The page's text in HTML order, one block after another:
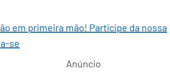
em primeira mão! Participe da nossa
se